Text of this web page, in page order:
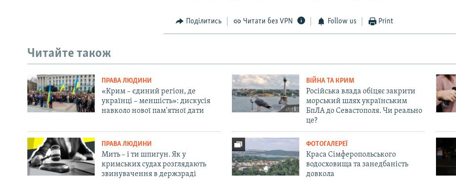
Поділитись Читати без VPN Follow us Print
Читайте також
ПРАВА ЛЮДИНИ
«Крим – єдиний регіон, де
українці – меншість»: дискусія
навколо нової пам'ятної дати
ВІЙНА ТА КРИМ
Російська влада обіцяє закрити
морський шлях українським
БпЛА до Севастополя. Чи реально
це?
ПРАВА ЛЮДИНИ
Мить – і ти шпигун. Як у
кримських судах розглядають
звинувачення в держзраді
ФОТОГАЛЕРЕЇ
Краса Сімферопольського
водосховища та занедбаність
довкола